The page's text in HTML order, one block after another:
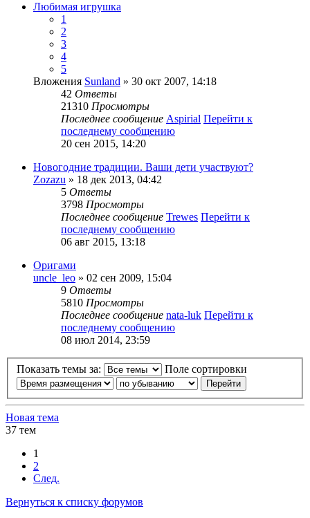
Любимая игрушка
1
2
3
4
5
Вложения Sunland » 30 окт 2007, 14:18
42 Ответы
21310 Просмотры
Последнее сообщение Aspirial Перейти к
последнему сообщению
20 сен 2015, 14:20
Новогодние традиции. Ваши дети участвуют?
Zozazu » 18 дек 2013, 04:42
5 Ответы
3798 Просмотры
Последнее сообщение Trewes Перейти к
последнему сообщению
06 авг 2015, 13:18
Оригами
uncle_leo » 02 сен 2009, 15:04
9 Ответы
5810 Просмотры
Последнее сообщение nata-luk Перейти к
последнему сообщению
08 июл 2014, 23:59
Показать темы за: Поле сортировки
Новая тема
37 тем
1
2
След.
Вернуться к списку форумов